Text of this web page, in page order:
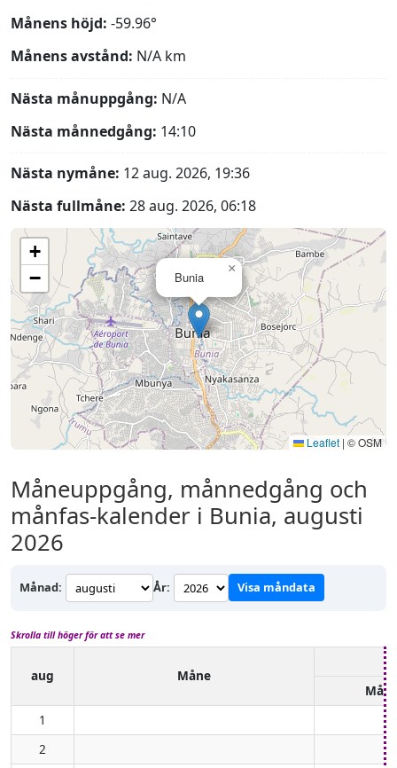
Månens höjd: -59.96°
Månens avstånd: N/A km
Nästa månuppgång: N/A
Nästa månnedgång: 14:10
Nästa nymåne: 12 aug. 2026, 19:36
Nästa fullmåne: 28 aug. 2026, 06:18
Bunia
×
+
−
Leaflet | © OSM
Måneuppgång, månnedgång och
månfas-kalender i Bunia, augusti
2026
Månad: År: Visa måndata
Skrolla till höger för att se mer
aug
Måne
1
2